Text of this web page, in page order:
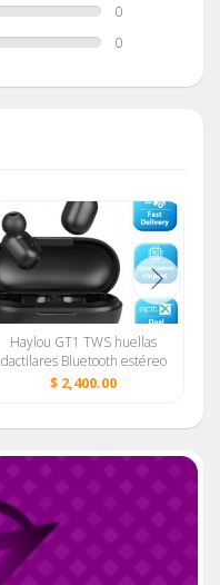
0
0
Haylou GT1 TWS huellas
dactilares Bluetooth estéreo
HD inalámbrico xiaomi
$ 2,400.00